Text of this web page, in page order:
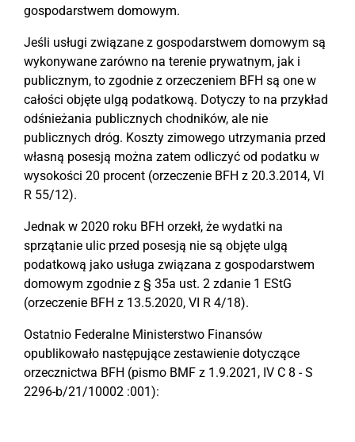
gospodarstwem domowym.
Jeśli usługi związane z gospodarstwem domowym są
wykonywane zarówno na terenie prywatnym, jak i
publicznym, to zgodnie z orzeczeniem BFH są one w
całości objęte ulgą podatkową. Dotyczy to na przykład
odśnieżania publicznych chodników, ale nie
publicznych dróg. Koszty zimowego utrzymania przed
własną posesją można zatem odliczyć od podatku w
wysokości 20 procent (orzeczenie BFH z 20.3.2014, VI
R 55/12).
Jednak w 2020 roku BFH orzekł, że wydatki na
sprzątanie ulic przed posesją nie są objęte ulgą
podatkową jako usługa związana z gospodarstwem
domowym zgodnie z § 35a ust. 2 zdanie 1 EStG
(orzeczenie BFH z 13.5.2020, VI R 4/18).
Ostatnio Federalne Ministerstwo Finansów
opublikowało następujące zestawienie dotyczące
orzecznictwa BFH (pismo BMF z 1.9.2021, IV C 8 - S
2296-b/21/10002 :001):